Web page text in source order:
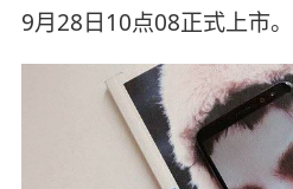
9月28日10点08正式上市。